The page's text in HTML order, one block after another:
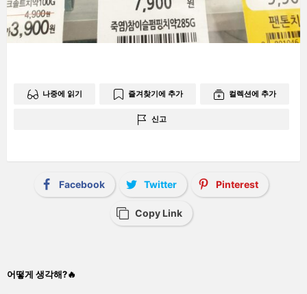
나중에 읽기 즐겨찾기에 추가 컬렉션에 추가
신고
Facebook Twitter Pinterest
Copy Link
어떻게 생각해?🔥